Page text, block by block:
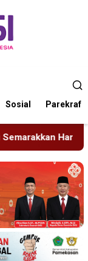
Sosial Parekraf
Tragedi